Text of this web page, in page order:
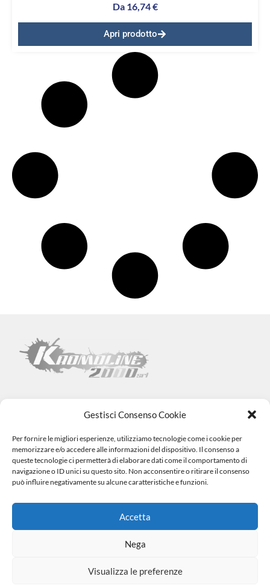
Gestisci Consenso Cookie
Per fornire le migliori esperienze, utilizziamo tecnologie come i cookie per
memorizzare e/o accedere alle informazioni del dispositivo. Il consenso a
queste tecnologie ci permetterà di elaborare dati come il comportamento di
navigazione o ID unici su questo sito. Non acconsentire o ritirare il consenso
può influire negativamente su alcune caratteristiche e funzioni.
Accetta
Nega
Visualizza le preferenze
Da 16,74€
Apri prodotto
Kromoline 2000 SRL
Via L. Tabellione, 1 (47891) Falciano – SAN MARINO –COE
SM06838
Registro e-commerce n.1002 dal 15/06/23
info@kromovernici.com+39 339 136 08730549 909508